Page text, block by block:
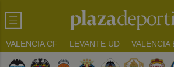
VALENCIA CF LEVANTE UD VALENCIA